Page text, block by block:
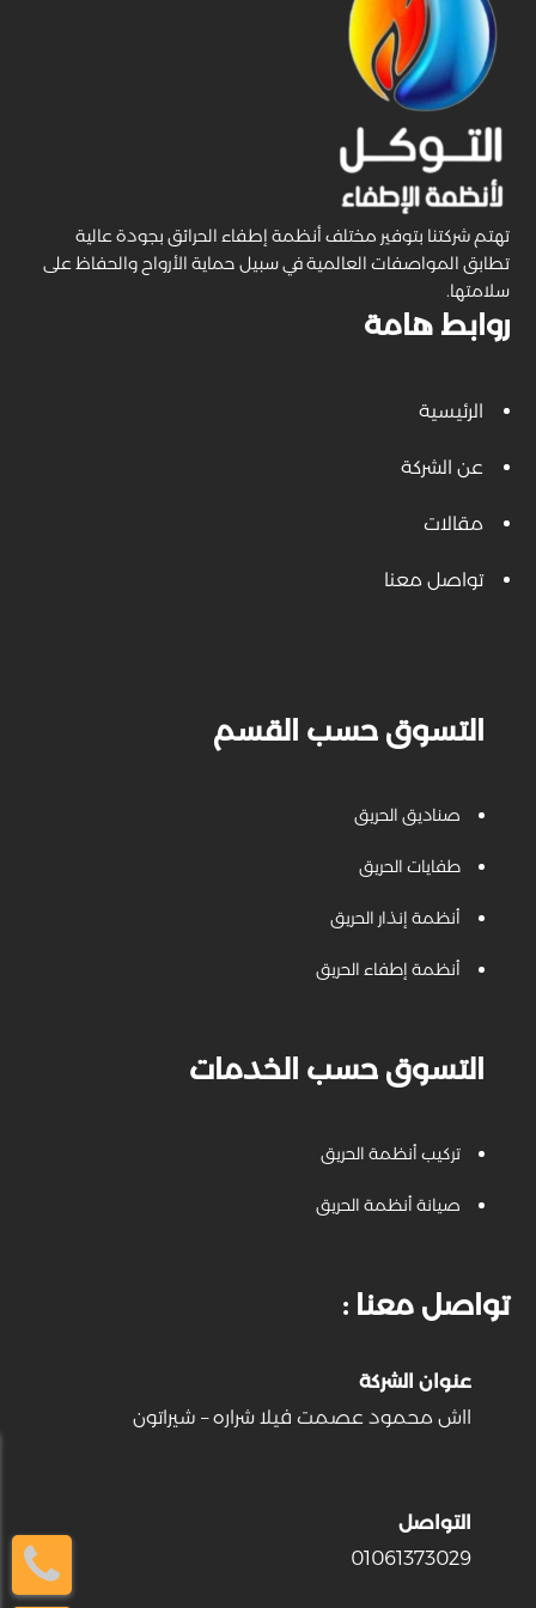
: تواصل معنا
عنوان الشركة
التواصل
01061373029
التسوق حسب القسم
صناديق الحريق
طفايات الحريق
أنظمة إنذار الحريق
أنظمة إطفاء الحريق
التسوق حسب الخدمات
تركيب أنظمة الحريق
صيانة أنظمة الحريق
روابط هامة
الرئيسية
عن الشركة
مقالات
تواصل معنا
تهتم شركتنا بتوفير مختلف أنظمة إطفاء الحرائق بجودة عالية
تطابق المواصفات العالمية في سبيل حماية الأرواح والحفاظ على
سلامتها.